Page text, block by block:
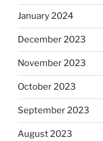
January 2024
December 2023
November 2023
October 2023
September 2023
August 2023